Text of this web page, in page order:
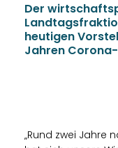
Der
heutigen
Jahren
Rund zwei Jahre